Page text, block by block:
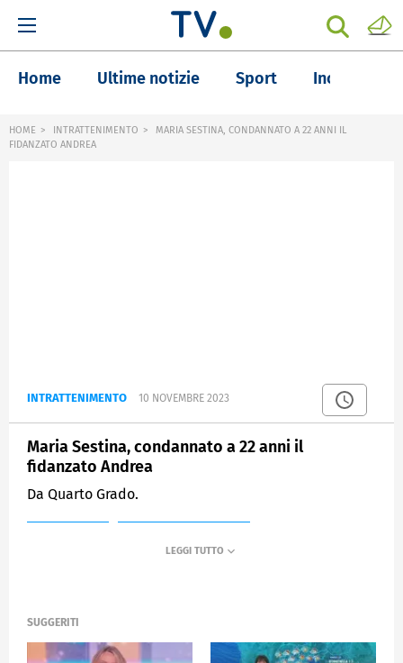
Home Ultime notizie Sport Inchieste
HOME INTRATTENIMENTO
MARIA SESTINA, CONDANNATO A 22 ANNI IL
FIDANZATO ANDREA
INTRATTENIMENTO 10 NOVEMBRE 2023
Maria Sestina, condannato a 22 anni il
fidanzato Andrea
Da Quarto Grado.
SUGGERITI